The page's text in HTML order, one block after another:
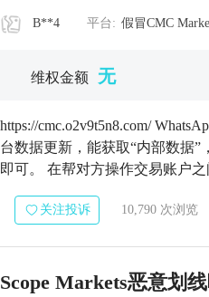
B**4 平台: 假冒CMC
维权金额 无
https://cmc.o2v9t5n8.com/
台数据更新，能获取“内部数据
即可。 在帮对方操作交易账户
关注投诉 10,790 次浏览
Scope Markets恶意划